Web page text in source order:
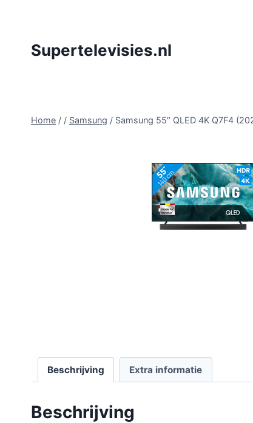
Supertelevisies.nl
Home / / Samsung / Samsung 55″ QLED 4K Q7F4
Beschrijving Extra informatie
Beschrijving